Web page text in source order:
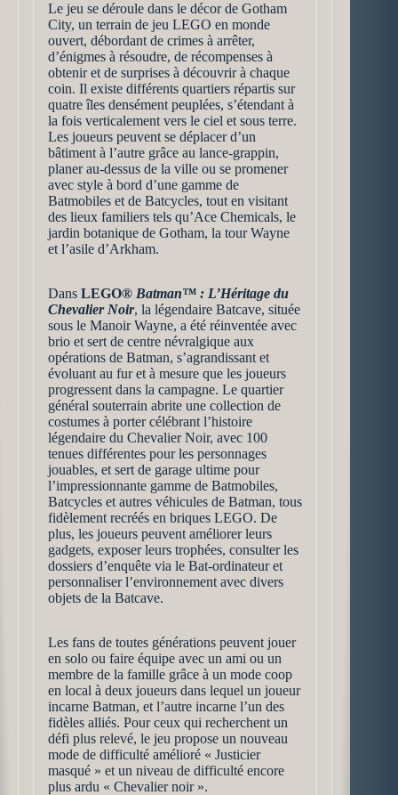
Le jeu se déroule dans le décor de Gotham
City, un terrain de jeu LEGO en monde
ouvert, débordant de crimes à arrêter,
d’énigmes à résoudre, de récompenses à
obtenir et de surprises à découvrir à chaque
coin. Il existe différents quartiers répartis sur
quatre îles densément peuplées, s’étendant à
la fois verticalement vers le ciel et sous terre.
Les joueurs peuvent se déplacer d’un
bâtiment à l’autre grâce au lance-grappin,
planer au-dessus de la ville ou se promener
avec style à bord d’une gamme de
Batmobiles et de Batcycles, tout en visitant
des lieux familiers tels qu’Ace Chemicals, le
jardin botanique de Gotham, la tour Wayne
et l’asile d’Arkham.
Dans LEGO® Batman™ : L’Héritage du
Chevalier Noir, la légendaire Batcave, située
sous le Manoir Wayne, a été réinventée avec
brio et sert de centre névralgique aux
opérations de Batman, s’agrandissant et
évoluant au fur et à mesure que les joueurs
progressent dans la campagne. Le quartier
général souterrain abrite une collection de
costumes à porter célébrant l’histoire
légendaire du Chevalier Noir, avec 100
tenues différentes pour les personnages
jouables, et sert de garage ultime pour
l’impressionnante gamme de Batmobiles,
Batcycles et autres véhicules de Batman, tous
fidèlement recréés en briques LEGO. De
plus, les joueurs peuvent améliorer leurs
gadgets, exposer leurs trophées, consulter les
dossiers d’enquête via le Bat-ordinateur et
personnaliser l’environnement avec divers
objets de la Batcave.
Les fans de toutes générations peuvent jouer
en solo ou faire équipe avec un ami ou un
membre de la famille grâce à un mode coop
en local à deux joueurs dans lequel un joueur
incarne Batman, et l’autre incarne l’un des
fidèles alliés. Pour ceux qui recherchent un
défi plus relevé, le jeu propose un nouveau
mode de difficulté amélioré « Justicier
masqué » et un niveau de difficulté encore
plus ardu « Chevalier noir ».